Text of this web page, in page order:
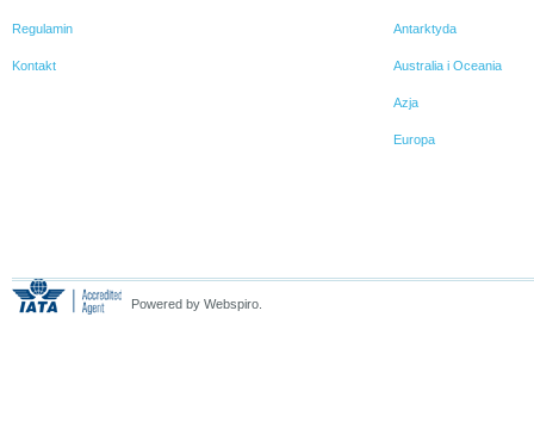
Regulamin
Kontakt
Antarktyda
Australia i Oceania
Azja
Europa
Powered by Webspiro.